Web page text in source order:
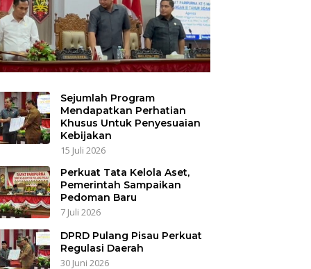
Sejumlah Program
Mendapatkan Perhatian
Khusus Untuk Penyesuaian
Kebijakan
15 Juli 2026
Perkuat Tata Kelola Aset,
Pemerintah Sampaikan
Pedoman Baru
7 Juli 2026
DPRD Pulang Pisau Perkuat
Regulasi Daerah
30 Juni 2026